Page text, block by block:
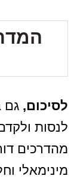
לסיכום, גם
לנסות
מהדרכים
מינימאלי